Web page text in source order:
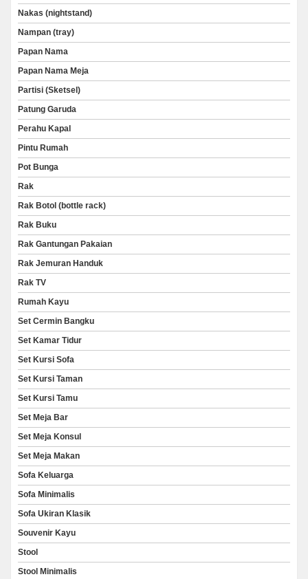
Nakas (nightstand)
Nampan (tray)
Papan Nama
Papan Nama Meja
Partisi (Sketsel)
Patung Garuda
Perahu Kapal
Pintu Rumah
Pot Bunga
Rak
Rak Botol (bottle rack)
Rak Buku
Rak Gantungan Pakaian
Rak Jemuran Handuk
Rak TV
Rumah Kayu
Set Cermin Bangku
Set Kamar Tidur
Set Kursi Sofa
Set Kursi Taman
Set Kursi Tamu
Set Meja Bar
Set Meja Konsul
Set Meja Makan
Sofa Keluarga
Sofa Minimalis
Sofa Ukiran Klasik
Souvenir Kayu
Stool
Stool Minimalis